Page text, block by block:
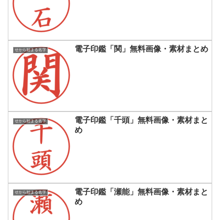
せから始まる名字 電子印鑑「関」無料画像・素材まとめ
せから始まる名字
電子印鑑「千頭」無料画像・素材まと
め
せから始まる名字
電子印鑑「瀬能」無料画像・素材まと
め